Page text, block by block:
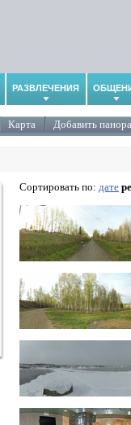
РАЗВЛЕЧЕНИЯ
Карта Добавить
Сортировать по: дате